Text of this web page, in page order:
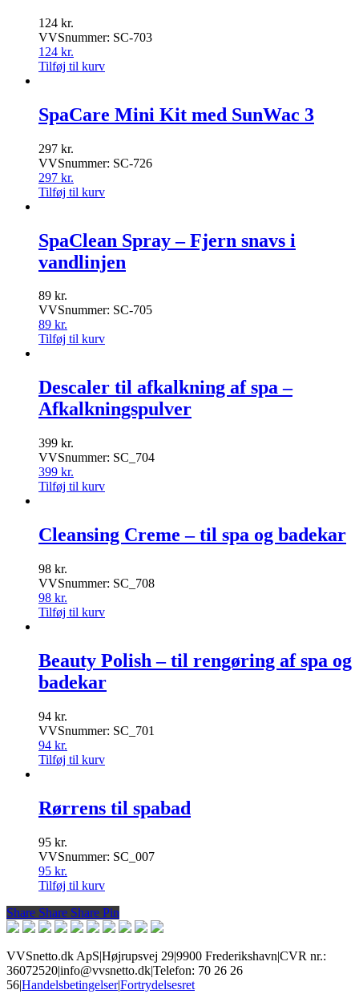
124 kr.
VVSnummer: SC-703
124 kr.
Tilføj til kurv
SpaCare Mini Kit med SunWac 3
297 kr.
VVSnummer: SC-726
297 kr.
Tilføj til kurv
SpaClean Spray – Fjern snavs i
vandlinjen
89 kr.
VVSnummer: SC-705
89 kr.
Tilføj til kurv
Descaler til afkalkning af spa –
Afkalkningspulver
399 kr.
VVSnummer: SC_704
399 kr.
Tilføj til kurv
Cleansing Creme – til spa og badekar
98 kr.
VVSnummer: SC_708
98 kr.
Tilføj til kurv
Beauty Polish – til rengøring af spa og
badekar
94 kr.
VVSnummer: SC_701
94 kr.
Tilføj til kurv
Rørrens til spabad
95 kr.
VVSnummer: SC_007
95 kr.
Tilføj til kurv
Share
Share Share Share Pin
VVSnetto.dk ApS|Højrupsvej 29|9900 Frederikshavn|CVR nr.:
36072520|info@vvsnetto.dk|Telefon: 70 26 26
56|Handelsbetingelser|Fortrydelsesret